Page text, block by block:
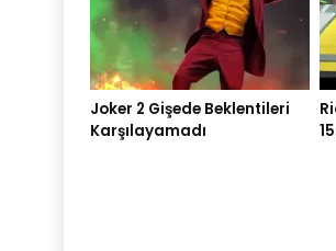
Joker 2 Gişede Beklentileri
Karşılayamadı